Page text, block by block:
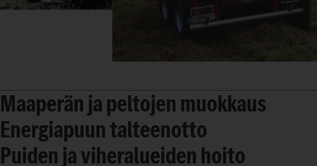
Maaperän ja peltojen muokkaus
Energiapuun talteenotto
Puiden ja viheralueiden hoito